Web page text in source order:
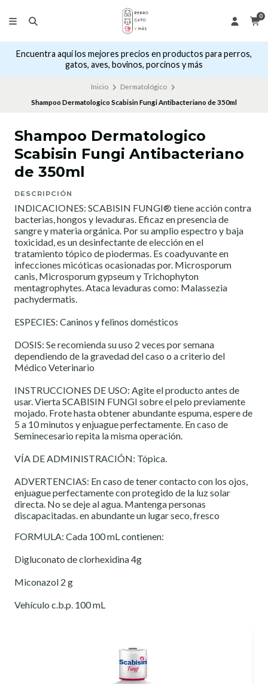
0
Encuentra aquí los mejores precios en productos para perros,
gatos, aves, bovinos, porcinos y más
Inicio
Dermatológico
Shampoo Dermatologico Scabisin Fungi Antibacteriano de 350ml
Shampoo Dermatologico
Scabisin Fungi Antibacteriano
de 350ml
DESCRIPCIÓN
INDICACIONES: SCABISIN FUNGI® tiene acción contra
bacterias, hongos y levaduras. Eficaz en presencia de
sangre y materia orgánica. Por su amplio espectro y baja
toxicidad, es un desinfectante de elección en el
tratamiento tópico de piodermas. Es coadyuvante en
infecciones micóticas ocasionadas por. Microsporum
canis, Microsporum gypseum y Trichophyton
mentagrophytes. Ataca levaduras como: Malassezia
pachydermatis.
ESPECIES: Caninos y felinos domésticos
DOSIS: Se recomienda su uso 2 veces por semana
dependiendo de la gravedad del caso o a criterio del
Médico Veterinario
INSTRUCCIONES DE USO: Agite el producto antes de
usar. Vierta SCABISIN FUNGI sobre el pelo previamente
mojado. Frote hasta obtener abundante espuma, espere de
5 a 10 minutos y enjuague perfectamente. En caso de
Seminecesario repita la misma operación.
VÍA DE ADMINISTRACIÓN: Tópica.
ADVERTENCIAS: En caso de tener contacto con los ojos,
enjuague perfectamente con protegido de la luz solar
directa. No se deje al agua. Mantenga personas
discapacitadas. en abundante un lugar seco, fresco
FORMULA: Cada 100 mL contienen:
Digluconato de clorhexidina 4g
Miconazol 2 g
Vehículo c.b.p. 100 mL